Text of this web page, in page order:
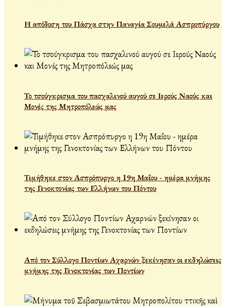
Η απόδοση του Πάσχα στην Παναγία Σουμελά Ασπροπύργου
Το τσούγκρισμα του πασχαλινού αυγού σε Ιερούς Ναούς και
Μονές της Μητροπόλεώς μας
Τιμήθηκε στον Ασπρόπυργο η 19η Μαΐου - ημέρα μνήμης
της Γενοκτονίας των Ελλήνων του Πόντου
Από τον Σύλλογο Ποντίων Αχαρνών ξεκίνησαν οι εκδηλώσεις
μνήμης της Γενοκτονίας των Ποντίων